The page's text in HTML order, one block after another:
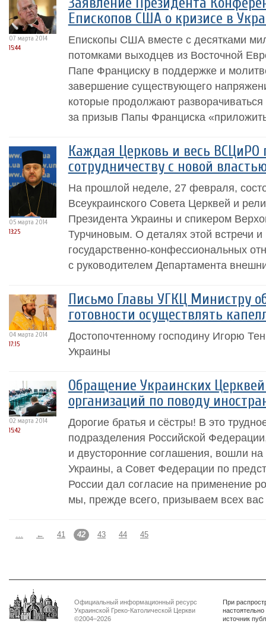
07 марта 2014
15:44
Епископов США о кризисе в
Епископы США вместе с десятками
потомками выходцев из Восточной
Папе Франциску в поддержке и
завершение существующего
которые продолжают
за призыв Папы Франциска
05 марта 2014
13:25
Каждая Церковь и весь ВСЦиРО
сотрудничеству с новой
На прошлой неделе, 27 февраля,
Всеукраинского Совета Церквей и
Президента Украины и спикером
Турчиновым. О деталях этой встречи
государственно-конфессиональных
с руководителем Департамента
04 марта 2014
17:15
Письмо Главы УГКЦ Министру
готовности осуществлять
Достопочтенному господину Игорю
Украины
02 марта 2014
15:42
Обращение Украинских
организаций по поводу
Дорогие братья и сёстры! В это
подразделения Российской
и двусторонние соглашения, вошли
Украины, а Совет Федерации по
России дал согласие на применение
мы, прежде всего, призываем всех
… ← 41 42 43 44 45
Официальный информационный ресурс
Украинской Греко-Католической Церкви
©2004–2026
При
источник